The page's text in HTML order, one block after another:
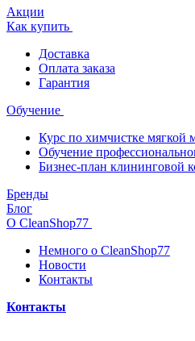
Акции
Как купить
Доставка
Оплата заказа
Гарантия
Обучение
Курс по химчистке мягкой
Обучение
Бизнес-план клининговой
Бренды
Блог
О CleanShop77
Немного о CleanShop77
Новости
Контакты
Контакты